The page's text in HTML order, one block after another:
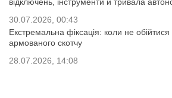
відключень, інструменти й тривала
30.07.2026, 00:43
Екстремальна фіксація: коли не
армованого скотчу
28.07.2026, 14:08